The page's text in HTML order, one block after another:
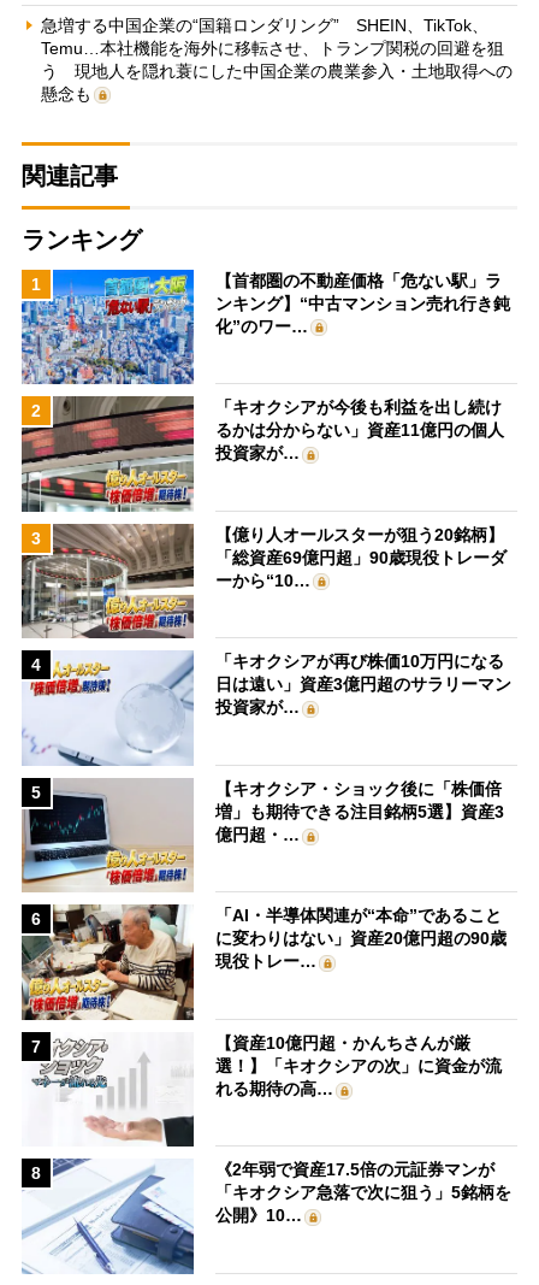
急増する中国企業の“国籍ロンダリング” SHEIN、TikTok、
Temu…本社機能を海外に移転させ、トランプ関税の回避を狙
う 現地人を隠れ蓑にした中国企業の農業参入・土地取得への
懸念も
関連記事
ランキング
1
【首都圏の不動産価格「危ない駅」ラ
ンキング】“中古マンション売れ行き鈍
化”のワー…
2
「キオクシアが今後も利益を出し続け
るかは分からない」資産11億円の個人
投資家が…
3
【億り人オールスターが狙う20銘柄】
「総資産69億円超」90歳現役トレーダ
ーから“10…
4
「キオクシアが再び株価10万円になる
日は遠い」資産3億円超のサラリーマン
投資家が…
5
【キオクシア・ショック後に「株価倍
増」も期待できる注目銘柄5選】資産3
億円超・…
6
「AI・半導体関連が“本命”であること
に変わりはない」資産20億円超の90歳
現役トレー…
7
【資産10億円超・かんちさんが厳
選！】「キオクシアの次」に資金が流
れる期待の高…
8
《2年弱で資産17.5倍の元証券マンが
「キオクシア急落で次に狙う」5銘柄を
公開》10…